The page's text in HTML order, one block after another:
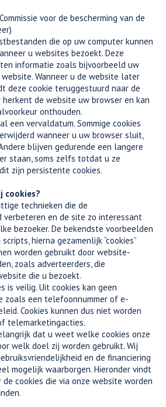
voor de bescherming van de
die op uw computer kunnen
u websites bezoekt. Deze
informatie zoals bijvoorbeeld uw
Wanneer u de website later
deze cookie teruggestuurd naar de
herkent de website uw browser en kan
onthouden.
een vervaldatum. Sommige cookies
wanneer u uw browser sluit,
blijven gedurende een langere
staan, soms zelfs totdat u ze
zijn persistente cookies.
cookies?
technieken die de
verbeteren en de site zo interessant
bezoeker. De bekendste voorbeelden
hierna gezamenlijk “cookies”
worden gebruikt door website-
zoals adverteerders, die
die u bezoekt.
is veilig. Uit cookies kan geen
zoals een telefoonnummer of e-
Cookies kunnen dus niet worden
telemarketingacties.
dat u weet welke cookies onze
welk doel zij worden gebruikt. Wij
en de financiering
mogelijk waarborgen. Hieronder vindt
cookies die via onze website worden